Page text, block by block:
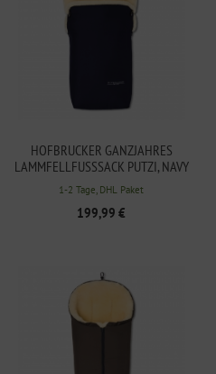
HOFBRUCKER GANZJAHRES
LAMMFELLFUSSSACK PUTZI, NAVY B
LUE
1-2 Tage, DHL Paket
199,99 €